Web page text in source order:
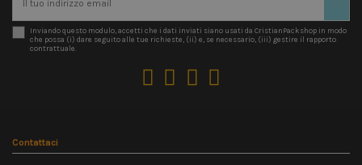
Inviando questo modulo, accetti che i dati inviati siano usati da CristianPackshop in modo
che possa (i) dare seguito alle tue richieste, (ii) e, se necessario, (iii) gestire il rapporto
contrattuale.
Contattaci